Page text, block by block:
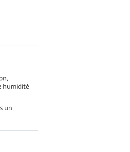
humidité
un